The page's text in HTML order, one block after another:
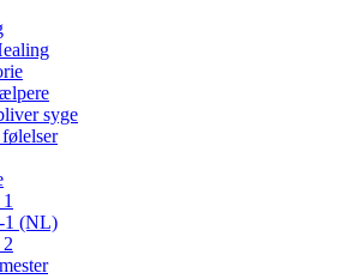
syge
1 (NL)